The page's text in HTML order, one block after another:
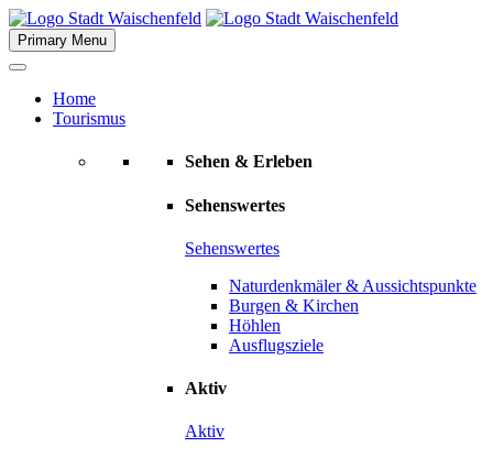
Skip
to
content
Primary Menu
Home
Tourismus
Sehen & Erleben
Sehenswertes
Sehenswertes
Naturdenkmäler & Aussichtspunkte
Burgen & Kirchen
Höhlen
Ausflugsziele
Aktiv
Aktiv